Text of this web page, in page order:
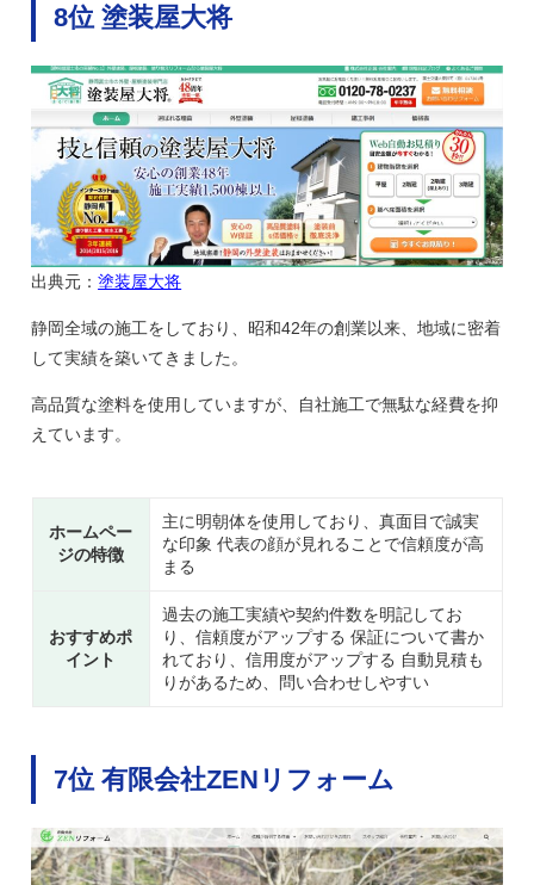
8位 塗装屋大将
出典元：塗装屋大将
静岡全域の施工をしており、昭和42年の創業以来、地域に密着
して実績を築いてきました。
高品質な塗料を使用していますが、自社施工で無駄な経費を抑
えています。
ホームペー
ジの特徴
主に明朝体を使用しており、真面目で誠実
な印象 代表の顔が見れることで信頼度が高
まる
おすすめポ
イント
過去の施工実績や契約件数を明記してお
り、信頼度がアップする 保証について書か
れており、信用度がアップする 自動見積も
りがあるため、問い合わせしやすい
7位 有限会社ZENリフォーム